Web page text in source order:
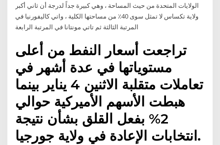
الولايات المتحدة من حيث المساحة ، وهي كبيرة جداً لدرجة أن ثاني أكبر
ولاية تكساس لا تمثل سوى 40٪ من مساحتها الكلية ، واتي كاليفورنيا في
المرتبة الثالثة ثم تاتي مونتانا في المرتبة الرابعة
تراجعت أسعار النفط من أعلى
مستوياتها في عدة أشهر في
تعاملات متقلبة الاثنين 4 يناير بينما
هبطت الأسهم الأميركية حوالي
2% بفعل القلق بشأن نتيجة
انتخابات الإعادة في ولاية جورجيا.